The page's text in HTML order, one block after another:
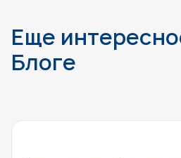
Еще
Блоге